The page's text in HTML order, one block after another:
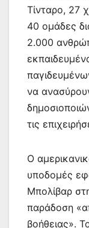
Τίνταρο, 27
40 ομάδες
2.000
να
τις
Ο
υποδομές
Μπολίβαρ
παράδοση
βοήθειας».